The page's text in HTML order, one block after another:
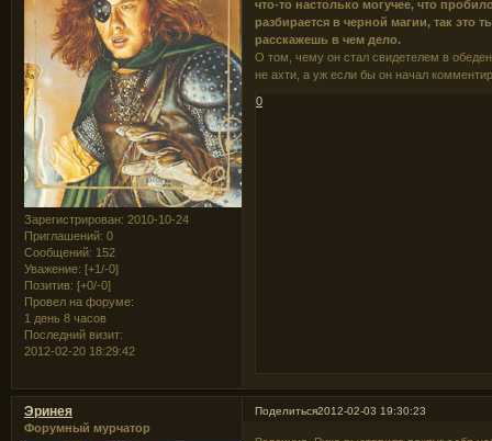
Зарегистрирован: 2010-10-24
Приглашений: 0
Сообщений: 152
Уважение: [+1/-0]
Позитив: [+0/-0]
Провел на форуме:
1 день 8 часов
Последний визит:
2012-02-20 18:29:42
что-то настолько могучее, что
разбирается в черной магии, так это
расскажешь в чем дело.
О том, чему он стал свидетелем в
не ахти, а уж если бы он начал
0
Поделиться2012-02-03 19:30:23
Эринея
Форумный мурчатор